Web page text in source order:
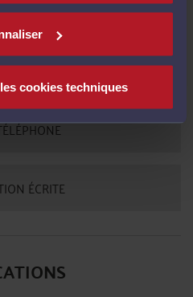
cookies techniques
ÉCRITE